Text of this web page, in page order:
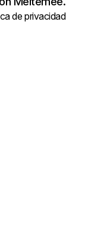
de privacidad